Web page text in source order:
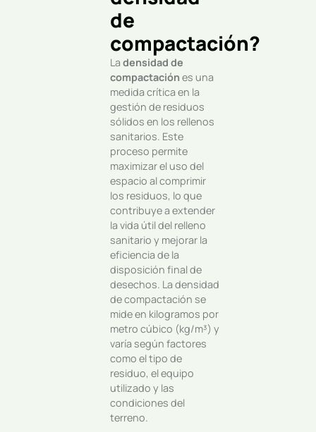
de
compactación?
La densidad de
compactación es una
medida crítica en la
gestión de residuos
sólidos en los rellenos
sanitarios. Este
proceso permite
maximizar el uso del
espacio al comprimir
los residuos, lo que
contribuye a extender
la vida útil del relleno
sanitario y mejorar la
eficiencia de la
disposición final de
desechos. La densidad
de compactación se
mide en kilogramos por
metro cúbico (kg/m³) y
varía según factores
como el tipo de
residuo, el equipo
utilizado y las
condiciones del
terreno.